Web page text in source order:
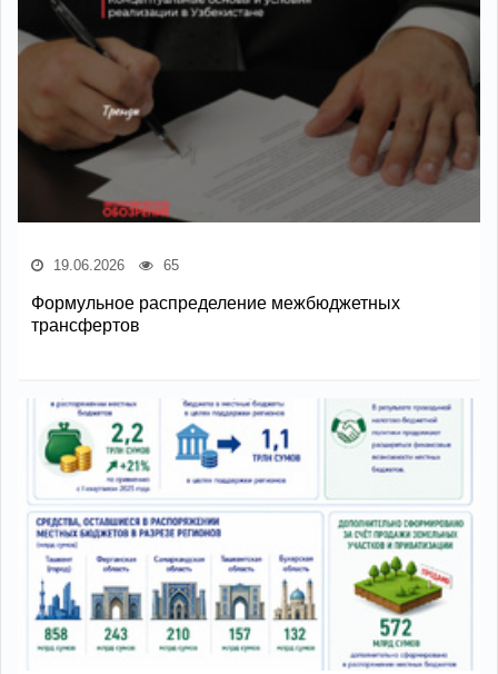
19.06.2026 65
Формульное распределение межбюджетных
трансфертов